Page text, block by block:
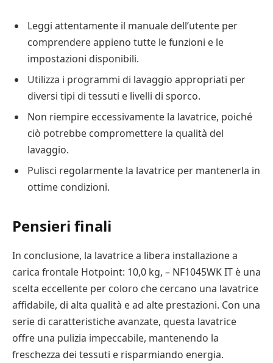
Leggi attentamente il manuale dell’utente per
comprendere appieno tutte le funzioni e le
impostazioni disponibili.
Utilizza i programmi di lavaggio appropriati per
diversi tipi di tessuti e livelli di sporco.
Non riempire eccessivamente la lavatrice, poiché
ciò potrebbe compromettere la qualità del
lavaggio.
Pulisci regolarmente la lavatrice per mantenerla in
ottime condizioni.
Pensieri finali
In conclusione, la lavatrice a libera installazione a
carica frontale Hotpoint: 10,0 kg, – NF1045WK IT è una
scelta eccellente per coloro che cercano una lavatrice
affidabile, di alta qualità e ad alte prestazioni. Con una
serie di caratteristiche avanzate, questa lavatrice
offre una pulizia impeccabile, mantenendo la
freschezza dei tessuti e risparmiando energia.